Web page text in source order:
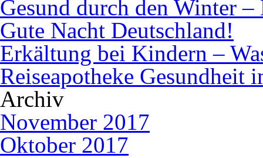
Gesund durch den Winter
Gute Nacht Deutschland!
Erkältung bei Kindern –
Reiseapotheke Gesundheit
Archiv
November 2017
Oktober 2017